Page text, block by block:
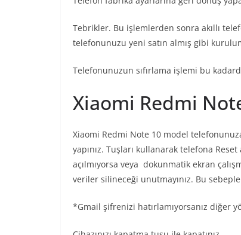
Tebrikler. Bu işlemlerden sonra akıllı
telefonunuzu yeni satın almış gibi
Telefonunuzun sıfırlama işlemi bu
Xiaomi Redmi
Xiaomi Redmi Note 10 model
yapınız. Tuşları kullanarak telefona
açılmıyorsa veya dokunmatik ekran
veriler silineceği unutmayınız. Bu sebeple
*Gmail şifrenizi hatırlamıyorsanız diğer